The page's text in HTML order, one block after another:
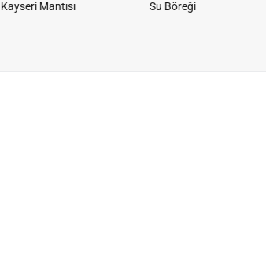
Kayseri Mantısı Su Böreği